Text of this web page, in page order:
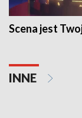
Scena jest
INNE